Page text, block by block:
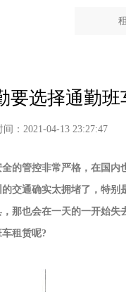
要选择通勤班
：2021-04-13 23:27:47
的管控非常严格，在国内
交通确实太拥堵了，特别
那也会在一天的一开始失
租赁呢?